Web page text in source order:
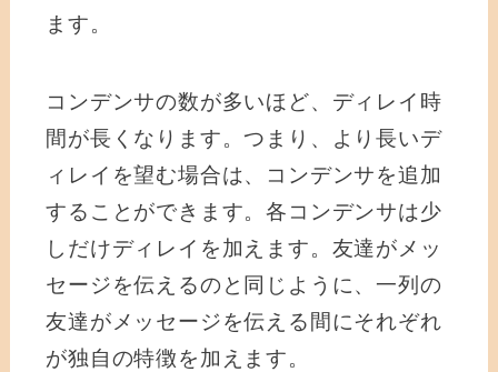
ます。
コンデンサの数が多いほど、ディレイ時
間が長くなります。つまり、より長いデ
ィレイを望む場合は、コンデンサを追加
することができます。各コンデンサは少
しだけディレイを加えます。友達がメッ
セージを伝えるのと同じように、一列の
友達がメッセージを伝える間にそれぞれ
が独自の特徴を加えます。